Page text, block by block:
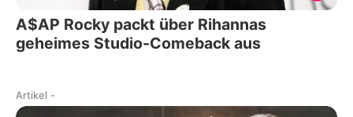
A$AP Rocky packt über Rihannas
geheimes Studio-Comeback aus
Artikel -